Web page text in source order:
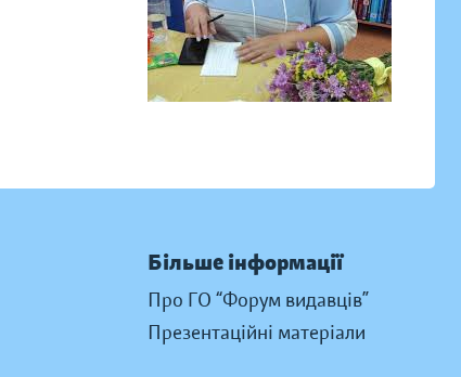
Більше інформації
Про ГО “Форум видавців”
Презентаційні матеріали